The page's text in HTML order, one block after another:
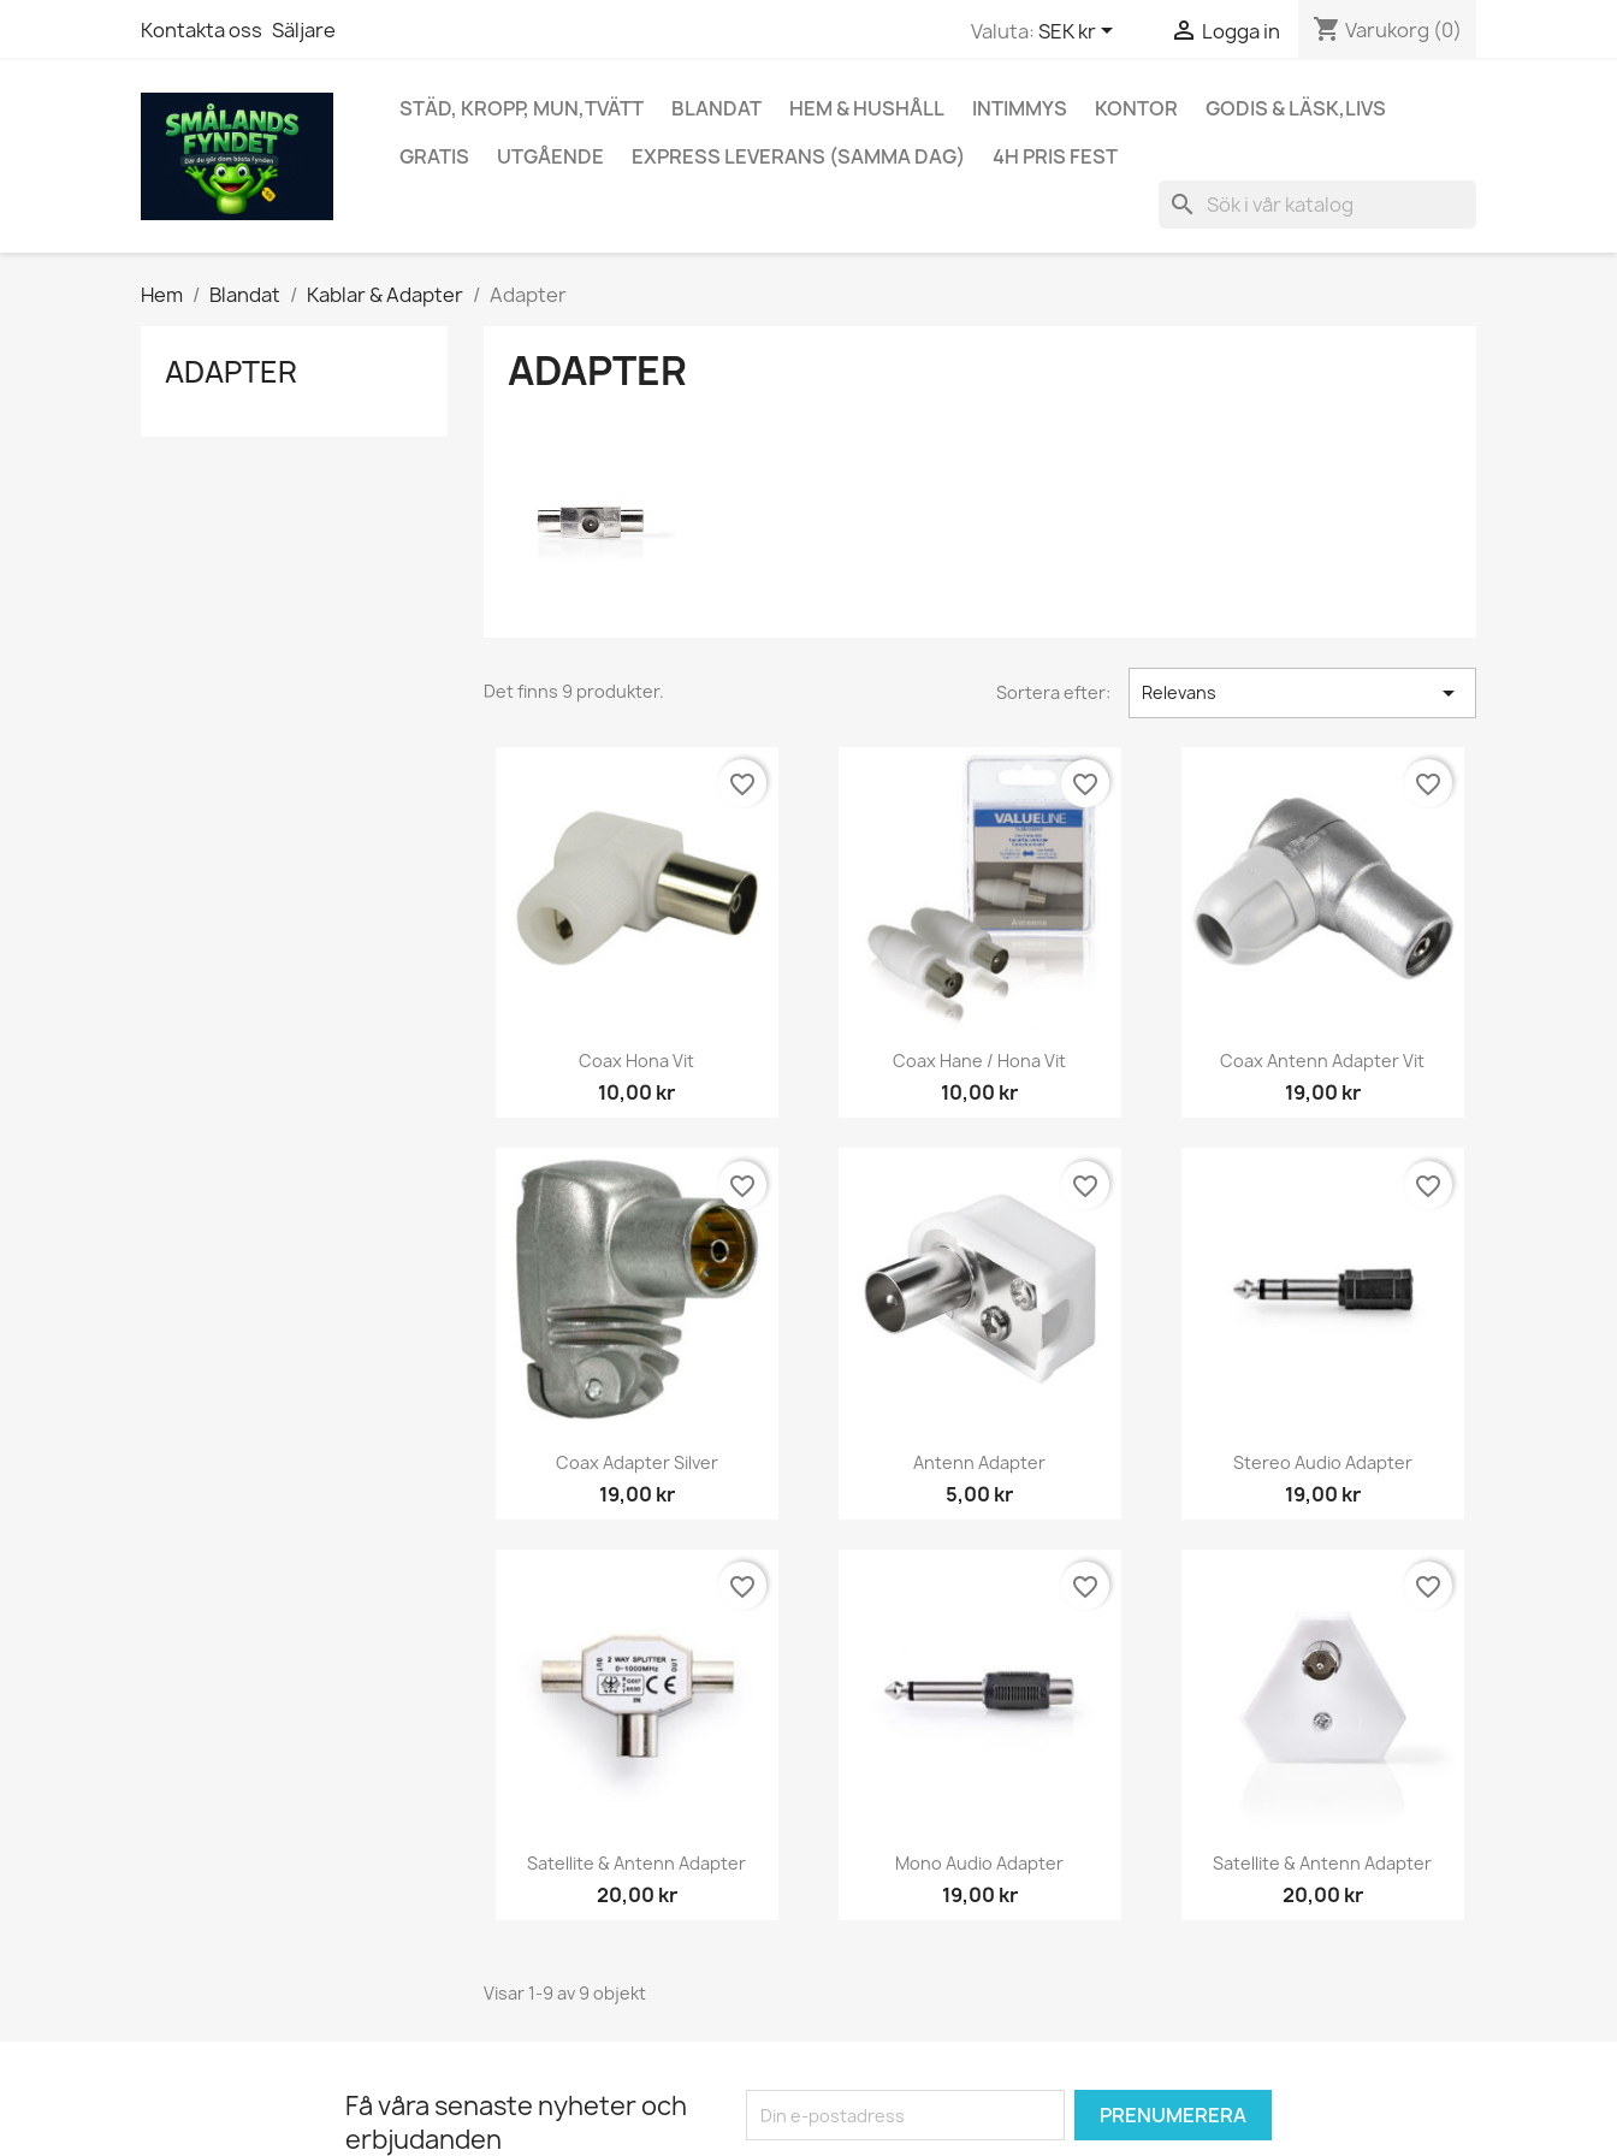
Kontakta oss Säljare Valuta:SEK kr  Logga in shopping_cart Varukorg (0)
STÄD, KROPP, MUN,TVÄTT BLANDAT HEM & HUSHÅLL INTIMMYS KONTOR
GODIS & LÄSK,LIVS
GRATIS
UTGÅENDE EXPRESS LEVERANS (SAMMA DAG) 4H PRIS FEST
search
Hem Blandat Kablar & Adapter Adapter
ADAPTER ADAPTER
Det finns 9 produkter. Sortera efter: Relevans 
Snabbvy
Coax Hona Vit
10,00 kr
favorite_border
Snabbvy
Coax Hane / Hona Vit
10,00 kr
favorite_border
Snabbvy
Coax Antenn Adapter Vit
19,00 kr
favorite_border
Snabbvy
Coax Adapter Silver
19,00 kr
favorite_border
Snabbvy
Antenn Adapter
5,00 kr
favorite_border
 Snabbvy
Stereo Audio Adapter
19,00 kr
favorite_border
Snabbvy
Satellite & Antenn Adapter
20,00 kr
favorite_border
Snabbvy
Mono Audio Adapter
19,00 kr
favorite_border
Snabbvy
Satellite & Antenn Adapter
20,00 kr
favorite_border
Visar 1-9 av 9 objekt
Få våra senaste nyheter och
erbjudanden